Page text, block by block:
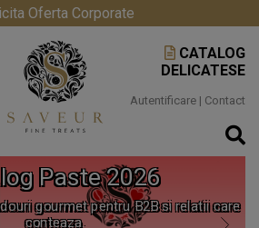
Oferta Corporate
CATALOG
DELICATESE
Autentificare | Contact
Paste 2026
gourmet pentru B2B si relatii care
conteaza.